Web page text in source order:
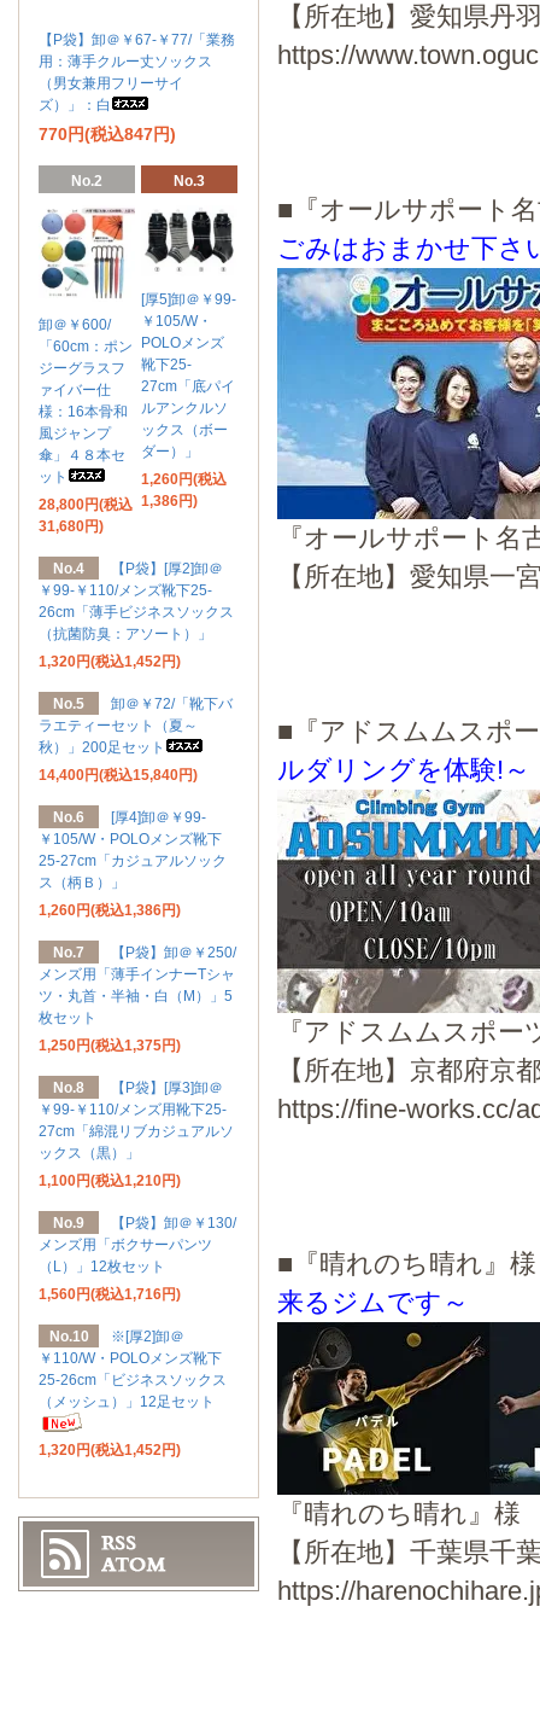
【所在地】愛知県
https://
■『オールサポート
ごみはおまかせ下さ
『オールサポート名
【所在地】愛知県
■『アドスムムスポ
ルダリングを体験!～
『アドスムムスポ
【所在地】京都府
https://fine-works.cc/
■『晴れのち晴れ
来るジムです～
『晴れのち晴れ』様
【所在地】千葉県千
https://
【P袋】卸＠￥67-￥77/「業務
用：薄手クルー丈ソックス
（男女兼用フリーサイ
ズ）」：白
770円(税込847円)
No.2
卸＠￥600/
「60cm：ポン
ジーグラスフ
ァイバー仕
様：16本骨和
風ジャンプ
傘」４８本セ
ット
28,800円(税込
31,680円)
No.3
[厚5]卸＠￥99-
￥105/W・
POLOメンズ
靴下25-
27cm「底パイ
ルアンクルソ
ックス（ボー
ダー）」
1,260円(税込
1,386円)
No.4
【P袋】[厚2]卸＠
￥99-￥110/メンズ靴下25-
26cm「薄手ビジネスソックス
（抗菌防臭：アソート）」
1,320円(税込1,452円)
No.5
卸＠￥72/「靴下バ
ラエティーセット（夏～
秋）」200足セット
14,400円(税込15,840円)
No.6
[厚4]卸＠￥99-
￥105/W・POLOメンズ靴下
25-27cm「カジュアルソック
ス（柄Ｂ）」
1,260円(税込1,386円)
No.7
【P袋】卸＠￥250/
メンズ用「薄手インナーTシャ
ツ・丸首・半袖・白（M）」5
枚セット
1,250円(税込1,375円)
No.8
【P袋】[厚3]卸＠
￥99-￥110/メンズ用靴下25-
27cm「綿混リブカジュアルソ
ックス（黒）」
1,100円(税込1,210円)
No.9
【P袋】卸＠￥130/
メンズ用「ボクサーパンツ
（L）」12枚セット
1,560円(税込1,716円)
No.10
※[厚2]卸＠
￥110/W・POLOメンズ靴下
25-26cm「ビジネスソックス
（メッシュ）」12足セット
1,320円(税込1,452円)